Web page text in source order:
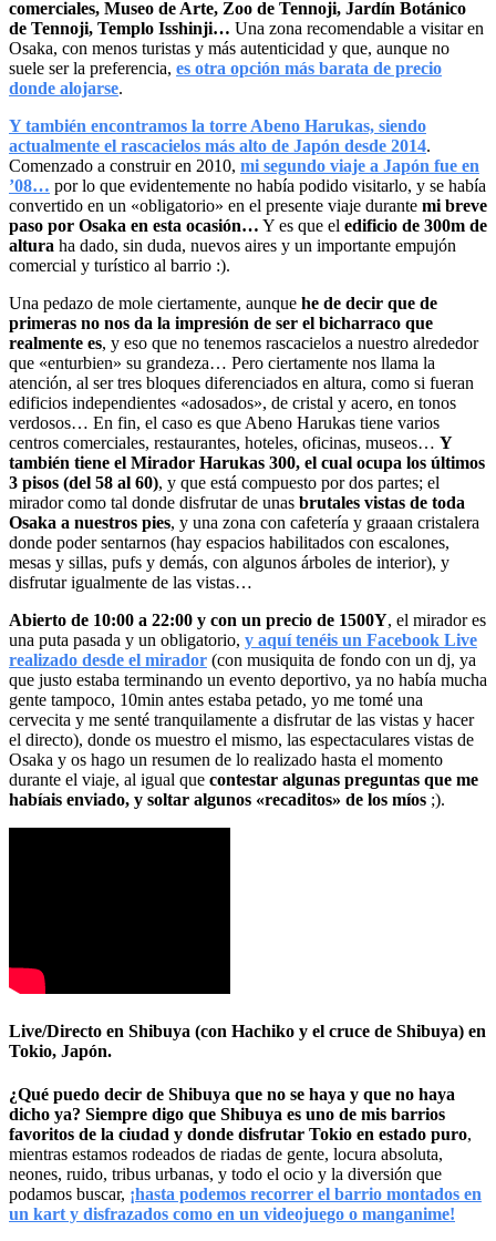
comerciales, Museo de Arte, Zoo de Tennoji, Jardín Botánico
de Tennoji, Templo Isshinji… Una zona recomendable a visitar en
Osaka, con menos turistas y más autenticidad y que, aunque no
suele ser la preferencia, es otra opción más barata de precio
donde alojarse.
Y también encontramos la torre Abeno Harukas, siendo
actualmente el rascacielos más alto de Japón desde 2014.
Comenzado a construir en 2010, mi segundo viaje a Japón fue en
’08… por lo que evidentemente no había podido visitarlo, y se había
convertido en un «obligatorio» en el presente viaje durante mi breve
paso por Osaka en esta ocasión… Y es que el edificio de 300m de
altura ha dado, sin duda, nuevos aires y un importante empujón
comercial y turístico al barrio :).
Una pedazo de mole ciertamente, aunque he de decir que de
primeras no nos da la impresión de ser el bicharraco que
realmente es, y eso que no tenemos rascacielos a nuestro alrededor
que «enturbien» su grandeza… Pero ciertamente nos llama la
atención, al ser tres bloques diferenciados en altura, como si fueran
edificios independientes «adosados», de cristal y acero, en tonos
verdosos… En fin, el caso es que Abeno Harukas tiene varios
centros comerciales, restaurantes, hoteles, oficinas, museos… Y
también tiene el Mirador Harukas 300, el cual ocupa los últimos
3 pisos (del 58 al 60), y que está compuesto por dos partes; el
mirador como tal donde disfrutar de unas brutales vistas de toda
Osaka a nuestros pies, y una zona con cafetería y graaan cristalera
donde poder sentarnos (hay espacios habilitados con escalones,
mesas y sillas, pufs y demás, con algunos árboles de interior), y
disfrutar igualmente de las vistas…
Abierto de 10:00 a 22:00 y con un precio de 1500Y, el mirador es
una puta pasada y un obligatorio, y aquí tenéis un Facebook Live
realizado desde el mirador (con musiquita de fondo con un dj, ya
que justo estaba terminando un evento deportivo, ya no había mucha
gente tampoco, 10min antes estaba petado, yo me tomé una
cervecita y me senté tranquilamente a disfrutar de las vistas y hacer
el directo), donde os muestro el mismo, las espectaculares vistas de
Osaka y os hago un resumen de lo realizado hasta el momento
durante el viaje, al igual que contestar algunas preguntas que me
habíais enviado, y soltar algunos «recaditos» de los míos ;).
Live/Directo en Shibuya (con Hachiko y el cruce de Shibuya) en
Tokio, Japón.
¿Qué puedo decir de Shibuya que no se haya y que no haya
dicho ya? Siempre digo que Shibuya es uno de mis barrios
favoritos de la ciudad y donde disfrutar Tokio en estado puro,
mientras estamos rodeados de riadas de gente, locura absoluta,
neones, ruido, tribus urbanas, y todo el ocio y la diversión que
podamos buscar, ¡hasta podemos recorrer el barrio montados en
un kart y disfrazados como en un videojuego o manganime!